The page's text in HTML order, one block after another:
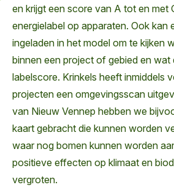
en krijgt een score van A tot en met
energielabel op apparaten. Ook kan
ingeladen in het model om te kijken
binnen een project of gebied en wat
labelscore. Krinkels heeft inmiddels
projecten een omgevingsscan
van Nieuw Vennep hebben we
kaart gebracht die kunnen worden
waar nog bomen kunnen worden
positieve effecten op klimaat en
vergroten.